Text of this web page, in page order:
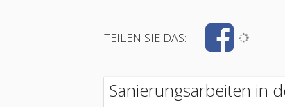
TEILEN SIE DAS:
Sanierungsarbeiten in